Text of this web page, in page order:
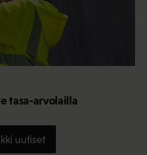
tasa-arvolailla
uutiset